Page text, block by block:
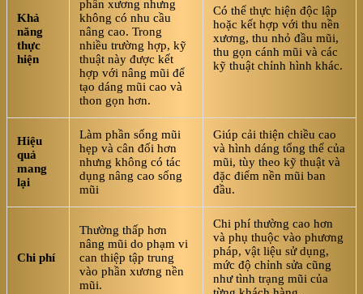
Khả
năng
thực
hiện
phần xương nhưng
không có nhu cầu
nâng cao. Trong
nhiều trường hợp, kỹ
thuật này được kết
hợp với nâng mũi để
tạo dáng mũi cao và
thon gọn hơn.
Có thể thực hiện độc lập
hoặc kết hợp với thu nền
xương, thu nhỏ đầu mũi,
thu gọn cánh mũi và các
kỹ thuật chỉnh hình khác.
Hiệu
quả
mang
lại
Làm phần sống mũi
hẹp và cân đối hơn
nhưng không có tác
dụng nâng cao sống
mũi
Giúp cải thiện chiều cao
và hình dáng tổng thể của
mũi, tùy theo kỹ thuật và
đặc điểm nền mũi ban
đầu.
Chi phí
Thường thấp hơn
nâng mũi do phạm vi
can thiệp tập trung
vào phần xương nền
mũi.
Chi phí thường cao hơn
và phụ thuộc vào phương
pháp, vật liệu sử dụng,
mức độ chỉnh sửa cũng
như tình trạng mũi của